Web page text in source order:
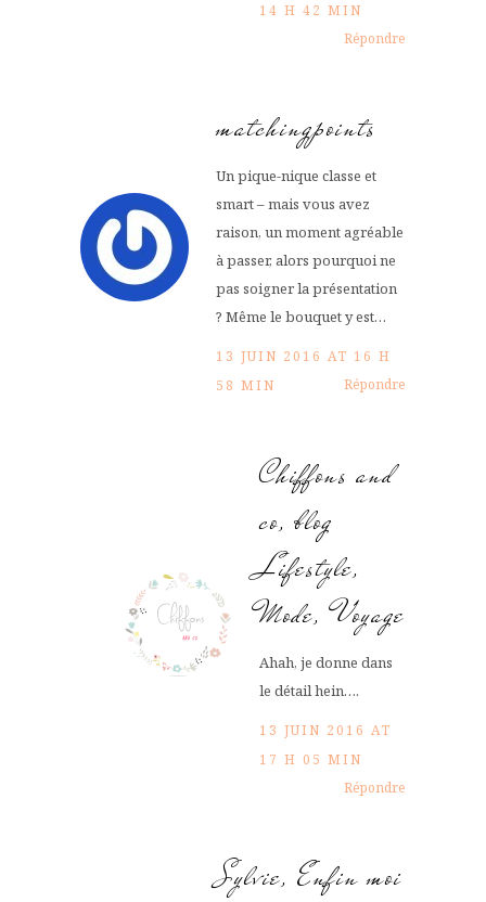
14 H 42 MIN
Répondre
matchingpoints
Un pique-nique classe et
smart – mais vous avez
raison, un moment agréable
à passer, alors pourquoi ne
pas soigner la présentation
? Même le bouquet y est…
13 JUIN 2016 AT 16 H
58 MIN
Répondre
Chiffons and
co, blog
Lifestyle,
Mode, Voyage
Ahah, je donne dans
le détail hein….
13 JUIN 2016 AT
17 H 05 MIN
Répondre
Sylvie, Enfin moi